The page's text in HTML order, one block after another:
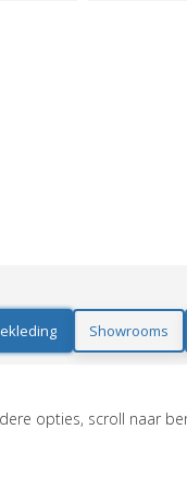
Showrooms
opties, scroll naar